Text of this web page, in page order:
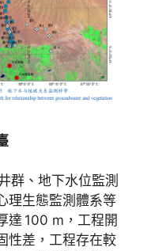
群、地下水位監測
理生態監測體系等
達 100 m，工程開
性差，工程存在較